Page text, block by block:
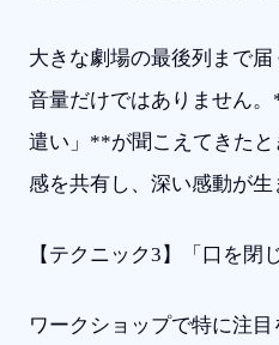
大きな劇場の最後列まで
音量だけではありません
遣い」**が聞こえてきた
感を共有し、深い感動が生
【テクニック3】「口を閉
ワークショップで特に注